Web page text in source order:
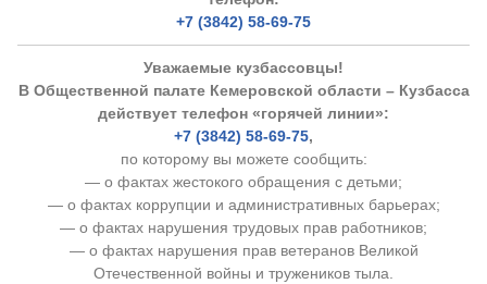
+7 (3842) 58-69-75
Уважаемые кузбассовцы!
В Общественной палате Кемеровской области – Кузбасса
действует телефон «горячей линии»:
+7 (3842) 58-69-75,
по которому вы можете сообщить:
— о фактах жестокого обращения с детьми;
— о фактах коррупции и административных барьерах;
— о фактах нарушения трудовых прав работников;
— о фактах нарушения прав ветеранов Великой
Отечественной войны и тружеников тыла.